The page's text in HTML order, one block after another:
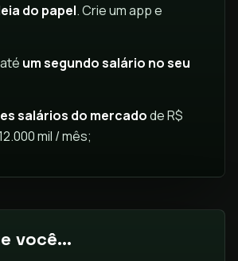
do papel. Crie um app e
um segundo salário no seu
salários do mercadode R$
mil / mês;
você...